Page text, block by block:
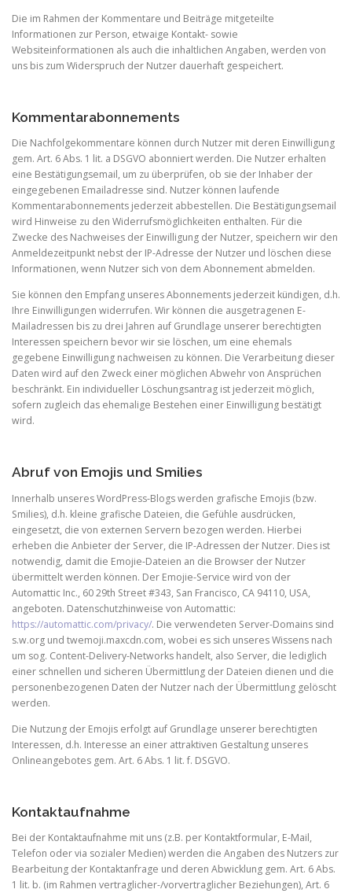
Die im Rahmen der Kommentare und Beiträge mitgeteilte
Informationen zur Person, etwaige Kontakt- sowie
Websiteinformationen als auch die inhaltlichen Angaben, werden von
uns bis zum Widerspruch der Nutzer dauerhaft gespeichert.
Kommentarabonnements
Die Nachfolgekommentare können durch Nutzer mit deren Einwilligung
gem. Art. 6 Abs. 1 lit. a DSGVO abonniert werden. Die Nutzer erhalten
eine Bestätigungsemail, um zu überprüfen, ob sie der Inhaber der
eingegebenen Emailadresse sind. Nutzer können laufende
Kommentarabonnements jederzeit abbestellen. Die Bestätigungsemail
wird Hinweise zu den Widerrufsmöglichkeiten enthalten. Für die
Zwecke des Nachweises der Einwilligung der Nutzer, speichern wir den
Anmeldezeitpunkt nebst der IP-Adresse der Nutzer und löschen diese
Informationen, wenn Nutzer sich von dem Abonnement abmelden.
Sie können den Empfang unseres Abonnements jederzeit kündigen, d.h.
Ihre Einwilligungen widerrufen. Wir können die ausgetragenen E-
Mailadressen bis zu drei Jahren auf Grundlage unserer berechtigten
Interessen speichern bevor wir sie löschen, um eine ehemals
gegebene Einwilligung nachweisen zu können. Die Verarbeitung dieser
Daten wird auf den Zweck einer möglichen Abwehr von Ansprüchen
beschränkt. Ein individueller Löschungsantrag ist jederzeit möglich,
sofern zugleich das ehemalige Bestehen einer Einwilligung bestätigt
wird.
Abruf von Emojis und Smilies
Innerhalb unseres WordPress-Blogs werden grafische Emojis (bzw.
Smilies), d.h. kleine grafische Dateien, die Gefühle ausdrücken,
eingesetzt, die von externen Servern bezogen werden. Hierbei
erheben die Anbieter der Server, die IP-Adressen der Nutzer. Dies ist
notwendig, damit die Emojie-Dateien an die Browser der Nutzer
übermittelt werden können. Der Emojie-Service wird von der
Automattic Inc., 60 29th Street #343, San Francisco, CA 94110, USA,
angeboten. Datenschutzhinweise von Automattic:
https://automattic.com/privacy/. Die verwendeten Server-Domains sind
s.w.org und twemoji.maxcdn.com, wobei es sich unseres Wissens nach
um sog. Content-Delivery-Networks handelt, also Server, die lediglich
einer schnellen und sicheren Übermittlung der Dateien dienen und die
personenbezogenen Daten der Nutzer nach der Übermittlung gelöscht
werden.
Die Nutzung der Emojis erfolgt auf Grundlage unserer berechtigten
Interessen, d.h. Interesse an einer attraktiven Gestaltung unseres
Onlineangebotes gem. Art. 6 Abs. 1 lit. f. DSGVO.
Kontaktaufnahme
Bei der Kontaktaufnahme mit uns (z.B. per Kontaktformular, E-Mail,
Telefon oder via sozialer Medien) werden die Angaben des Nutzers zur
Bearbeitung der Kontaktanfrage und deren Abwicklung gem. Art. 6 Abs.
1 lit. b. (im Rahmen vertraglicher-/vorvertraglicher Beziehungen), Art. 6